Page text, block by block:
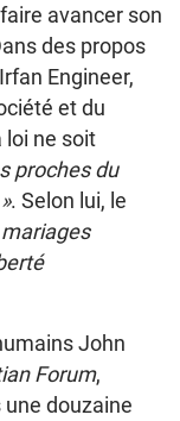
avancer son
des propos
Engineer,
et du
loi ne soit
proches du
. Selon lui, le
John
Forum,
douzaine